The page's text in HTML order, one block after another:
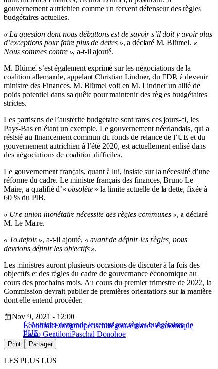
gouvernement autrichien comme un fervent défenseur des règles
budgétaires actuelles.
« La question dont nous débattons est de savoir s’il doit y avoir plus
d’exceptions pour faire plus de dettes », a déclaré M. Blümel. «
Nous sommes contre », a-t-il ajouté.
M. Blümel s’est également exprimé sur les négociations de la
coalition allemande, appelant Christian Lindner, du FDP, à devenir
ministre des Finances. M. Blümel voit en M. Lindner un allié de
poids potentiel dans sa quête pour maintenir des règles budgétaires
strictes.
Les partisans de l’austérité budgétaire sont rares ces jours-ci, les
Pays-Bas en étant un exemple. Le gouvernement néerlandais, qui a
résisté au financement commun du fonds de relance de l’UE et du
gouvernement autrichien à l’été 2020, est actuellement enlisé dans
des négociations de coalition difficiles.
Le gouvernement français, quant à lui, insiste sur la nécessité d’une
réforme du cadre. Le ministre français des finances, Bruno Le
Maire, a qualifié d’« obsolète » la limite actuelle de la dette, fixée à
60 % du PIB.
« Une union monétaire nécessite des règles communes », a déclaré
M. Le Maire.
« Toutefois », a-t-il ajouté, « avant de définir les règles, nous
devrions définir les objectifs ».
Les ministres auront plusieurs occasions de discuter à la fois des
objectifs et des règles du cadre de gouvernance économique au
cours des prochains mois. Au cours du premier trimestre de 2022, la
Commission devrait publier de premières orientations sur la manière
dont elle entend procéder.
L’Autriche demande le retour aux règles budgétaires de
l’UE
Nov 9, 2021 - 12:00
ÉconomieEurogroupefiscalitégouvernance économique
Paolo GentiloniPaschal Donohoe
Print Partager
LES PLUS LUS